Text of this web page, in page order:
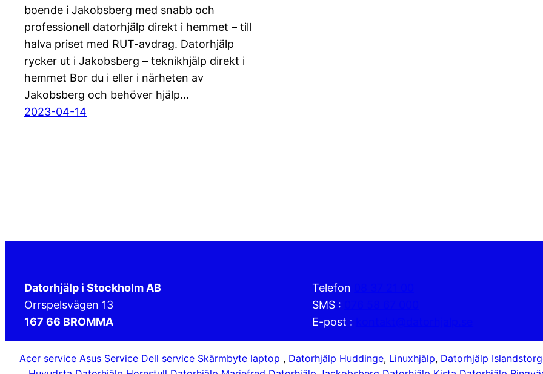
boende i Jakobsberg med snabb och
professionell datorhjälp direkt i hemmet – till
halva priset med RUT-avdrag. Datorhjälp
rycker ut i Jakobsberg – teknikhjälp direkt i
hemmet Bor du i eller i närheten av
Jakobsberg och behöver hjälp…
2023-04-14
Datorhjälp i Stockholm AB
Orrspelsvägen 13
167 66 BROMMA
Telefon
SMS :
E-post :
Acer service Asus Service Dell service Skärmbyte laptop , Datorhjälp Huddinge, Linuxhjälp, Datorhjälp